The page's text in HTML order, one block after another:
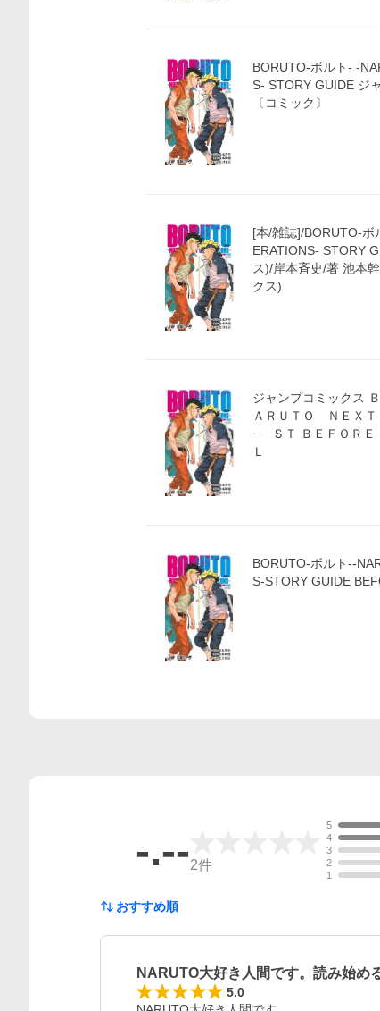
BORUTO-ボルト- -
S- STORY GUIDE ジ
〔コミック〕
[本/雑誌]/BORUTO-ボ
ERATIONS- STORY
ス)/岸本斉史/著 池本
クス)
ジャンプコミックス ＢＯＲＵＴＯ−ボルトー −Ｎ
ＡＲＵＴＯ ＮＥＸ
− ＳＴ ＢＥＦＯＲ
Ｌ
BORUTO-ボルト--
S-STORY GUIDE
-.--2件
5
4
3
2
1
おすすめ順
NARUTO大好き人間です。読み始め
5.0